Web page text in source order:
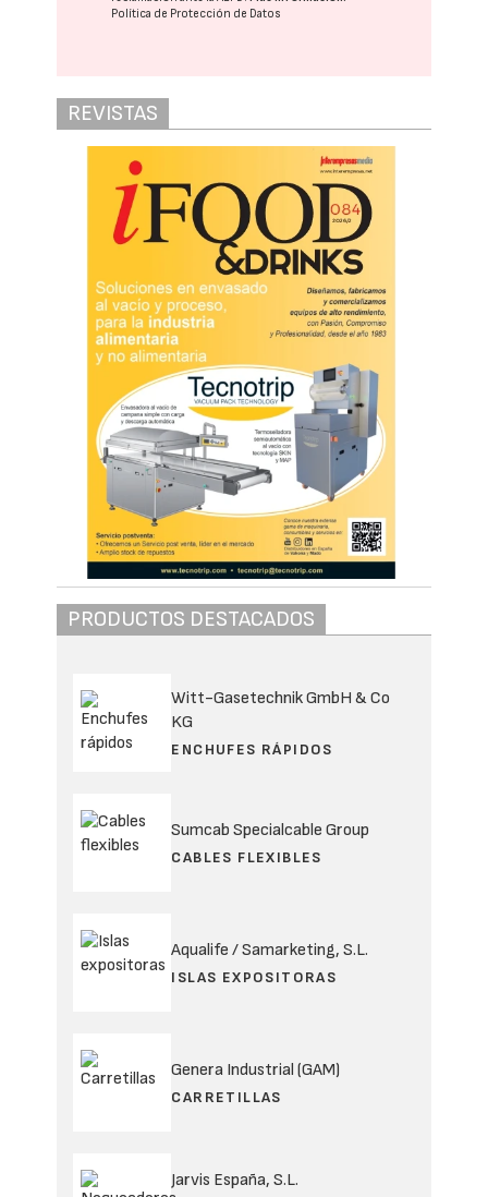
Política de Protección de Datos
REVISTAS
PRODUCTOS DESTACADOS
Witt-Gasetechnik GmbH & Co
KG
ENCHUFES RÁPIDOS
Sumcab Specialcable Group
CABLES FLEXIBLES
Aqualife / Samarketing, S.L.
ISLAS EXPOSITORAS
Genera Industrial (GAM)
CARRETILLAS
Jarvis España, S.L.